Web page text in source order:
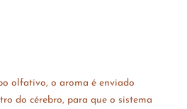
olfativo, o aroma é enviado
do cérebro, para que o sistema